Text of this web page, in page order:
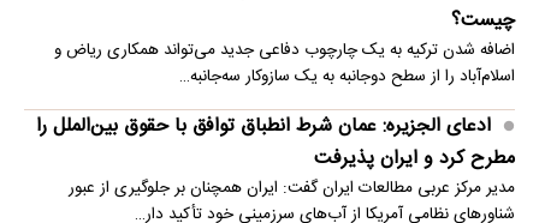
چیست؟
اضافه شدن ترکیه به یک چارچوب دفاعی جدید می‌تواند همکاری ریاض و
اسلام‌آباد را از سطح دوجانبه به یک سازوکار سه‌جانبه…
ادعای الجزیره: عمان شرط انطباق توافق با حقوق بین‌الملل را
مطرح کرد و ایران پذیرفت
مدیر مرکز عربی مطالعات ایران گفت: ایران همچنان بر جلوگیری از عبور
شناورهای نظامی آمریکا از آب‌های سرزمینی خود تأکید دار…